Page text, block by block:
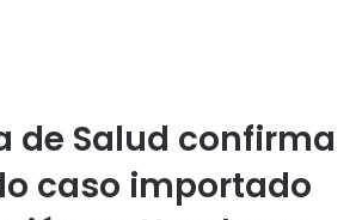
de Salud confirma
caso importado